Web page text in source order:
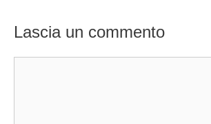
Lascia un commento